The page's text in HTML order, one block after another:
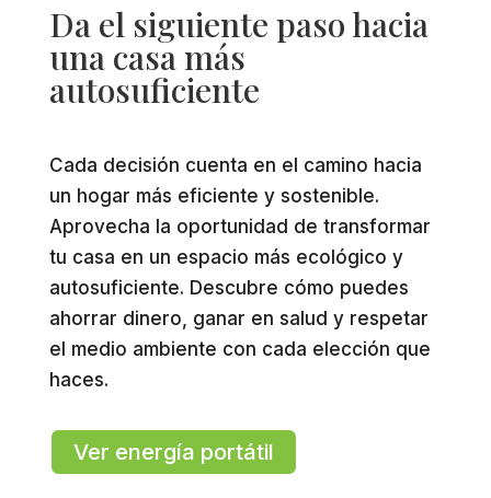
Da el siguiente paso hacia
una casa más
autosuficiente
Cada decisión cuenta en el camino hacia
un hogar más eficiente y sostenible.
Aprovecha la oportunidad de transformar
tu casa en un espacio más ecológico y
autosuficiente. Descubre cómo puedes
ahorrar dinero, ganar en salud y respetar
el medio ambiente con cada elección que
haces.
Ver energía portátil